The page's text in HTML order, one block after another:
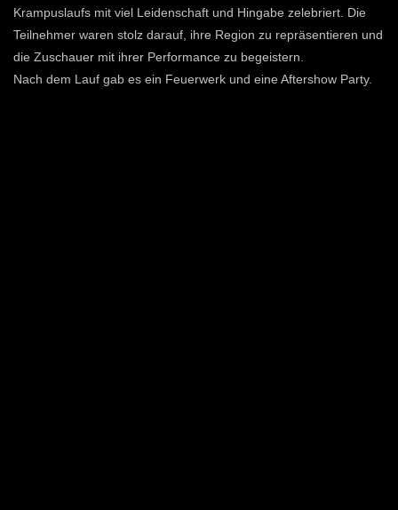
Krampuslaufs mit viel Leidenschaft und Hingabe zelebriert. Die
Teilnehmer waren stolz darauf, ihre Region zu repräsentieren und
die Zuschauer mit ihrer Performance zu begeistern.
Nach dem Lauf gab es ein Feuerwerk und eine Aftershow Party.